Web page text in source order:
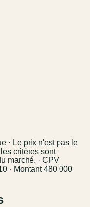
· Le prix n'est pas le
critères sont
marché. · CPV
· Montant 480 000